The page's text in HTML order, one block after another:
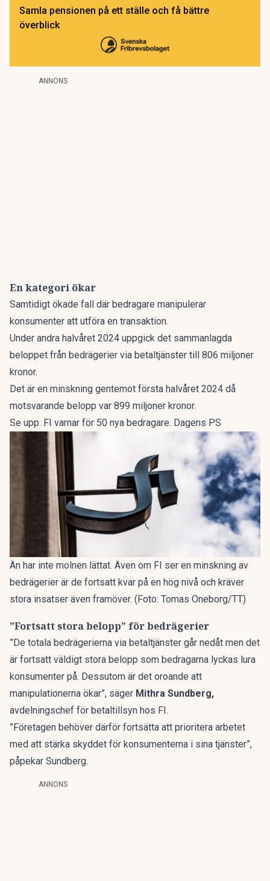
Samla pensionen på ett ställe och få bättre
överblick
ANNONS
En kategori ökar
Samtidigt ökade fall där bedragare manipulerar
konsumenter att utföra en transaktion.
Under andra halvåret 2024 uppgick det sammanlagda
beloppet från bedrägerier via betaltjänster till 806 miljoner
kronor.
Det är en minskning gentemot första halvåret 2024 då
motsvarande belopp var 899 miljoner kronor.
Se upp: FI varnar för 50 nya bedragare. Dagens PS
Än har inte molnen lättat. Även om FI ser en minskning av
bedrägerier är de fortsatt kvar på en hög nivå och kräver
stora insatser även framöver. (Foto: Tomas Oneborg/TT)
”Fortsatt stora belopp” för bedrägerier
”De totala bedrägerierna via betaltjänster går nedåt men det
är fortsatt väldigt stora belopp som bedragarna lyckas lura
konsumenter på. Dessutom är det oroande att
manipulationerna ökar”, säger Mithra Sundberg,
avdelningschef för betaltillsyn hos FI.
”Företagen behöver därför fortsätta att prioritera arbetet
med att stärka skyddet för konsumenterna i sina tjänster”,
påpekar Sundberg.
ANNONS